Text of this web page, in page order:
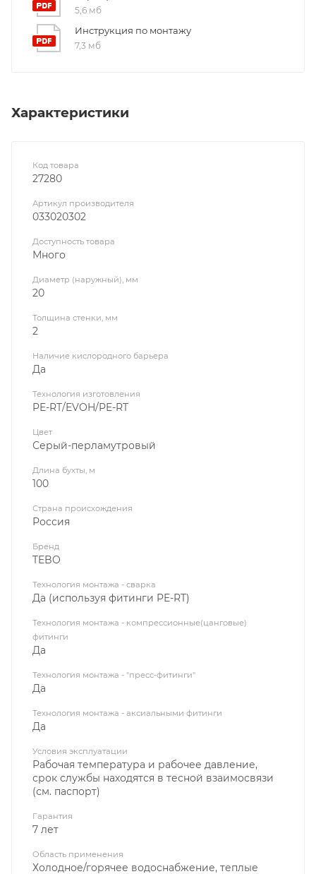
5,6 мб
Инструкция по монтажу
7,3 мб
Характеристики
Код товара
27280
Артикул производителя
033020302
Доступность товара
Много
Диаметр (наружный), мм
20
Толщина стенки, мм
2
Наличие кислородного барьера
Да
Технология изготовления
PE-RT/EVOH/PE-RT
Цвет
Серый-перламутровый
Длина бухты, м
100
Страна происхождения
Россия
Бренд
TEBO
Технология монтажа - сварка
Да (используя фитинги PE-RT)
Технология монтажа - компрессионные(цанговые)
фитинги
Да
Технология монтажа - "пресс-фитинги"
Да
Технология монтажа - аксиальными фитинги
Да
Условия эксплуатации
Рабочая температура и рабочее давление,
срок службы находятся в тесной взаимосвязи
(см. паспорт)
Гарантия
7 лет
Область применения
Холодное/горячее водоснабжение, теплые